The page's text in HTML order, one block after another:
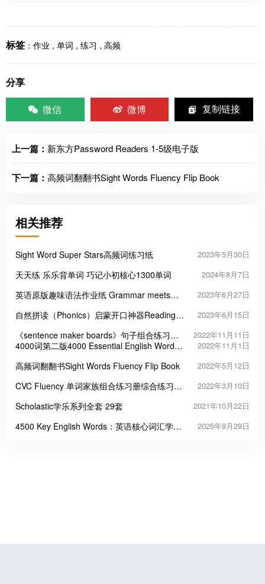
标签 ： 作业 , 单词 , 练习 , 高频
分享
微信
微博 复制链接
上一篇： 新东方Password Readers 1-5级电子版
下一篇： 高频词翻翻书Sight Words Fluency Flip Book
相关推荐
Sight Word Super Stars高频词练习纸 2023年5月30日
天天练 乐乐背单词 巧记小初核心1300单词 2024年8月7日
英语原版趣味语法作业纸 Grammar meets
2023年6月27日
自然拼读（Phonics）启蒙开口神器Reading
2023年6月15日
《sentence maker boards》句子组合练习作
业纸安静书PDF
2022年11月11日
4000词第二版4000 Essential English Words
2022年11月1日
高频词翻翻书Sight Words Fluency Flip Book 2022年5月12日
CVC Fluency 单词家族组合练习册综合练习12
2022年3月10日
Scholastic学乐系列全套 29套 2021年10月22日
4500 Key English Words：英语核心词汇学习
2025年9月29日